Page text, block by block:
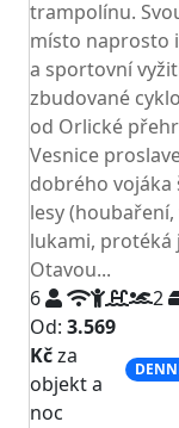
trampolínu.
místo naprosto
a sportovní
zbudované
od Orlické
Vesnice
dobrého vojáka
lesy
lukami, protéká
Otavou...
6
2
Od: 3.569
Kčza
objekt a
noc